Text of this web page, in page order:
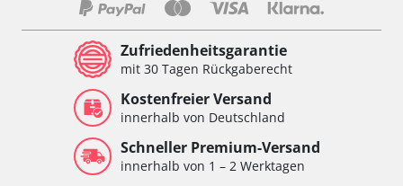
Zufriedenheitsgarantie
mit 30 Tagen Rückgaberecht
Kostenfreier Versand
innerhalb von Deutschland
Schneller Premium-Versand
innerhalb von 1 – 2 Werktagen